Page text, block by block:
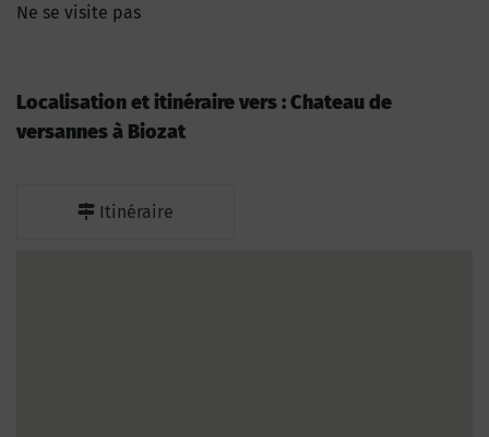
Ne se visite pas
Localisation et itinéraire vers : Chateau de
versannes à Biozat
Itinéraire